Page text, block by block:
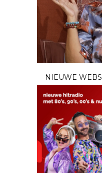
NIEUWE